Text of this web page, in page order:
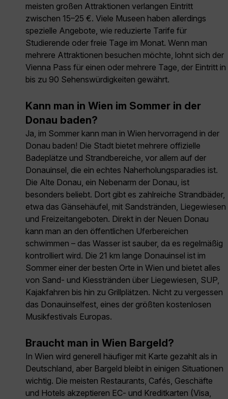
meisten großen Attraktionen verlangen Eintritt
zwischen 15–25 €. Viele Museen haben allerdings
spezielle Angebote, wie reduzierte Tarife für
Studierende oder freie Tage im Monat. Wenn man
mehrere Attraktionen besuchen möchte, lohnt sich der
Vienna Pass für einen oder mehrere Tage, der Eintritt in
bis zu 90 Sehenswürdigkeiten gewährt.
Kann man in Wien im Sommer in der
Donau baden?
Ja, im Sommer kann man in Wien hervorragend in der
Donau baden! Die Stadt bietet mehrere offizielle
Badeplätze und Strandbereiche, vor allem auf der
Donauinsel, die ein echtes Naherholungsparadies ist.
Die Alte Donau, ein Nebenarm der Donau, ist
besonders beliebt. Dort gibt es zahlreiche Strandbäder,
etwa das Gänsehäufel, mit Sandstränden, Liegewiesen
und Freizeitangeboten. Direkt in der Neuen Donau
kann man an den öffentlichen Uferbereichen
schwimmen – das Wasser ist sauber, da es regelmäßig
kontrolliert wird. Die 21 km lange Donauinsel ist im
Sommer einer der besten Orte in Wien und bietet alles
von Sand- und Kiesstränden über Liegewiesen, SUP,
Kajakfahren bis hin zu Grillplätzen. Nicht zu vergessen
das Donauinselfest, eines der größten kostenlosen
Musikfestivals Europas.
Braucht man in Wien Bargeld?
In Wien wird generell häufiger mit Karte gezahlt als in
Deutschland, aber Bargeld bleibt in einigen Situationen
wichtig. Die meisten Restaurants, Cafés, Geschäfte
und Hotels akzeptieren EC- und Kreditkarten (Visa,